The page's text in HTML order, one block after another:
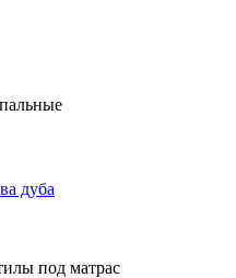
дуба
под матрас